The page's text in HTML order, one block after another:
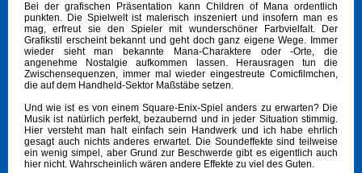
Bei der grafischen Präsentation kann Children of Mana ordentlich
punkten. Die Spielwelt ist malerisch inszeniert und insofern man es
mag, erfreut sie den Spieler mit wunderschöner Farbvielfalt. Der
Grafikstil erscheint bekannt und geht doch ganz eigene Wege. Immer
wieder sieht man bekannte Mana-Charaktere oder -Orte, die
angenehme Nostalgie aufkommen lassen. Herausragen tun die
Zwischensequenzen, immer mal wieder eingestreute Comicfilmchen,
die auf dem Handheld-Sektor Maßstäbe setzen.
Und wie ist es von einem Square-Enix-Spiel anders zu erwarten? Die
Musik ist natürlich perfekt, bezaubernd und in jeder Situation stimmig.
Hier versteht man halt einfach sein Handwerk und ich habe ehrlich
gesagt auch nichts anderes erwartet. Die Soundeffekte sind teilweise
ein wenig simpel, aber Grund zur Beschwerde gibt es eigentlich auch
hier nicht. Wahrscheinlich wären andere Effekte zu viel des Guten.